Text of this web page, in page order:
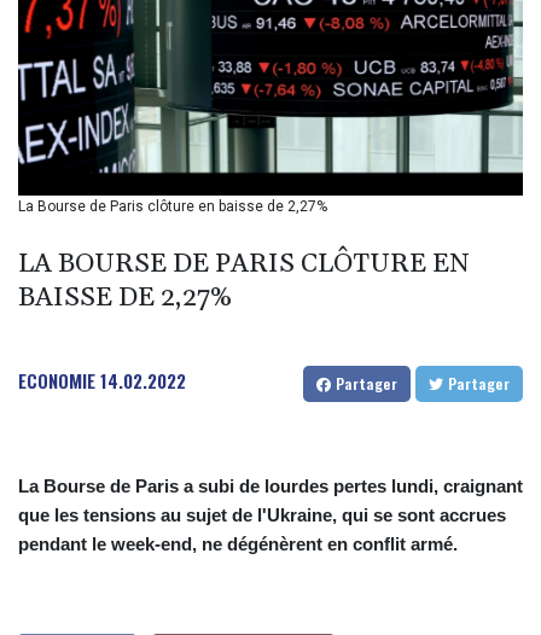
BRL 5.122702
BSD 0.999753
BTN 95.145446
BWP 13.521485
BYN 2.960018
BZD 2.010681
CAD 1.399755
CHF 0.809703
CNH 6.748475
COP 3181.98
CUP 26.5
CVE 95.518807
CZK 20.975095
La Bourse de Paris clôture en baisse de 2,27%
LA BOURSE DE PARIS CLÔTURE EN
BAISSE DE 2,27%
ECONOMIE14.02.2022 Partager Partager
La Bourse de Paris a subi de lourdes pertes lundi, craignant
que les tensions au sujet de l'Ukraine, qui se sont accrues
pendant le week-end, ne dégénèrent en conflit armé.